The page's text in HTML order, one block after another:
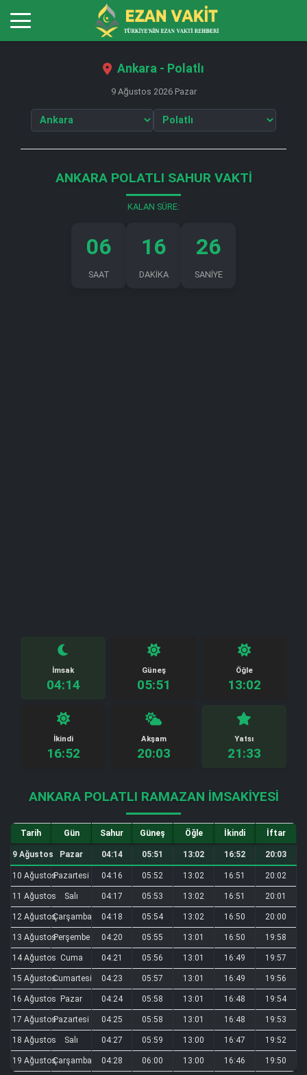
Ankara - Polatlı
9 Ağustos 2026 Pazar
ANKARA POLATLI SAHUR VAKTI
KALAN SÜRE:
06
SAAT
16
DAKİKA
26
SANİYE
İmsak
04:14
Güneş
05:51
Öğle
13:02
İkindi
16:52
Akşam
20:03
Yatsı
21:33
ANKARA POLATLI RAMAZAN İMSAKIYESI
Tarih Gün Sahur Güneş Öğle İkindi İftar
9 Ağustos Pazar 04:14 05:51 13:02 16:52 20:03
10 AğustosPazartesi 04:16 05:52 13:02 16:51 20:02
11 Ağustos Salı 04:17 05:53 13:02 16:51 20:01
12 AğustosÇarşamba 04:18 05:54 13:02 16:50 20:00
13 AğustosPerşembe 04:20 05:55 13:01 16:50 19:58
14 Ağustos Cuma 04:21 05:56 13:01 16:49 19:57
15 AğustosCumartesi 04:23 05:57 13:01 16:49 19:56
16 Ağustos Pazar 04:24 05:58 13:01 16:48 19:54
17 AğustosPazartesi 04:25 05:58 13:01 16:48 19:53
18 Ağustos Salı 04:27 05:59 13:00 16:47 19:52
19 AğustosÇarşamba 04:28 06:00 13:00 16:46 19:50